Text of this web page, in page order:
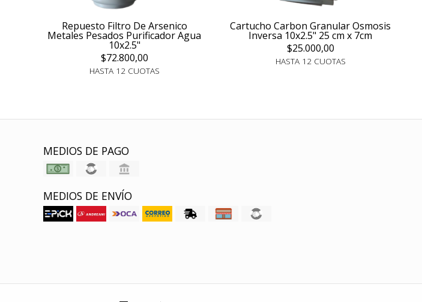
Repuesto Filtro De Arsenico
Metales Pesados Purificador Agua
10x2.5"
$72.800,00
HASTA 12 CUOTAS
Cartucho Carbon Granular Osmosis
Inversa 10x2.5" 25 cm x 7cm
$25.000,00
HASTA 12 CUOTAS
MEDIOS DE PAGO
MEDIOS DE ENVÍO